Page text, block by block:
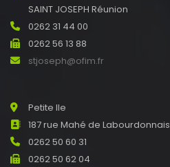
SAINT JOSEPH Réunion
0262 31 44 00
0262 56 13 88
stjoseph@ofim.fr
Petite Ile
187 rue Mahé de Labourdonnais
0262 50 60 31
0262 50 62 04